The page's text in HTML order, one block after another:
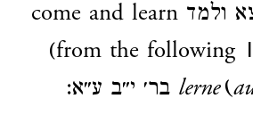
ולמד come and learn
(from the following |
lerne בר׳ י״ב ע״א: